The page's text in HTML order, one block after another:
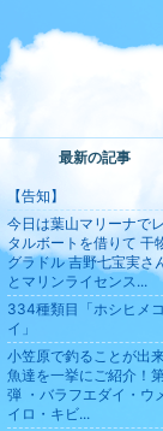
最新の記事
【告知】
今日は葉山マリーナで
タルボートを借りて 干
グラドル 吉野七宝実さ
とマリンライセンス...
334種類目「ホシヒメ
イ」
小笠原で釣ることが出
魚達を一挙にご紹介！
弾 ・バラフエダイ・ウ
イロ・キビ...